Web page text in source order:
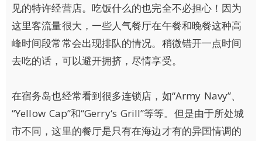
见的特许经营店。吃饭什么的也完全不必担心！因为
这里客流量很大，一些人气餐厅在午餐和晚餐这种高
峰时间段常常会出现排队的情况。稍微错开一点时间
去吃的话，可以避开拥挤，尽情享受。
在宿务岛也经常看到很多连锁店，如“Army Navy”、
“Yellow Cap”和“Gerry‘s Grill”等等。但是由于所处城
市不同，这里的餐厅是只有在海边才有的异国情调的